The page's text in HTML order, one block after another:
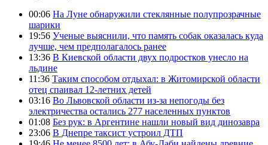
00:06 На Луне обнаружили стеклянные полупрозрачные
шарики
19:56 Ученые выяснили, что память собак оказалась куда
лучше, чем предполагалось ранее
13:36 В Киевской области двух подростков унесло на
льдине
11:36 Таким способом отдыхал: в Житомирской области
отец спаивал 12-летних детей
03:16 Во Львовской области из-за непогоды без
электричества остались 277 населенных пунктов
01:08 Без рук: в Аргентине нашли новый вид динозавра
23:06 В Днепре таксист устроил ДТП